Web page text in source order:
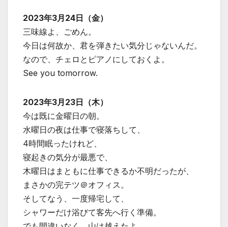
2023年3月24日（金）
三味線よ、ごめん。
今日は何故か、君を弾きたい気分じゃないんだ。
なので、チェロとピアノにしておくよ。
See you tomorrow.
2023年3月23日（木）
今は既に金曜日の朝。
水曜日の夜は仕事で寝落ちして、
4時間眠ったけれど、
寝起きの気分が最悪で、
木曜日はまともに仕事できるか不明だったが、
まさかの完テツ＠オフィス。
そしてなう、一度帰宅して、
シャワーだけ浴びて客先へ行く準備。